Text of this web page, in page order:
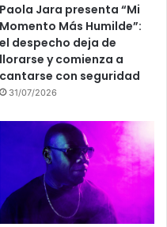
Paola Jara presenta “Mi
Momento Más Humilde”:
el despecho deja de
llorarse y comienza a
cantarse con seguridad
31/07/2026